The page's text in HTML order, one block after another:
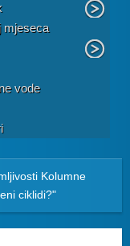
mjeseca
vode
Kolumne
ciklidi?"